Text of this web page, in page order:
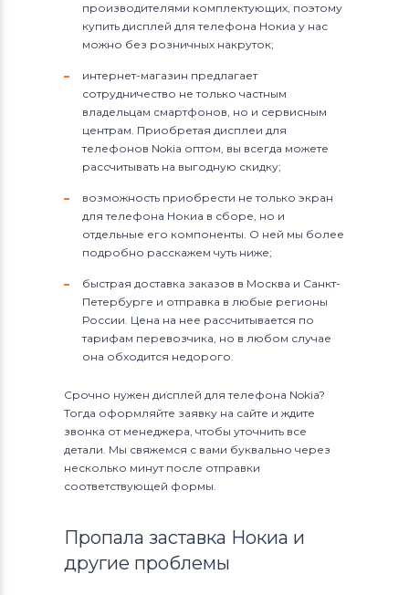
производителями комплектующих, поэтому
купить дисплей для телефона Нокиа у нас
можно без розничных накруток;
интернет-магазин предлагает
сотрудничество не только частным
владельцам смартфонов, но и сервисным
центрам. Приобретая дисплеи для
телефонов Nokia оптом, вы всегда можете
рассчитывать на выгодную скидку;
возможность приобрести не только экран
для телефона Нокиа в сборе, но и
отдельные его компоненты. О ней мы более
подробно расскажем чуть ниже;
быстрая доставка заказов в Москва и Санкт-
Петербурге и отправка в любые регионы
России. Цена на нее рассчитывается по
тарифам перевозчика, но в любом случае
она обходится недорого.
Срочно нужен дисплей для телефона Nokia?
Тогда оформляйте заявку на сайте и ждите
звонка от менеджера, чтобы уточнить все
детали. Мы свяжемся с вами буквально через
несколько минут после отправки
соответствующей формы.
Пропала заставка Нокиа и
другие проблемы